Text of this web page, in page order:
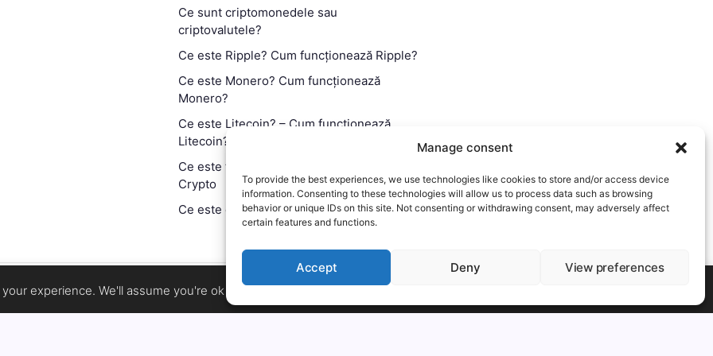
Manage consent
To provide the best experiences, we use technologies like cookies to store and/or access device
information. Consenting to these technologies will allow us to process data such as browsing
behavior or unique IDs on this site. Not consenting or withdrawing consent, may adversely affect
certain features and functions.
Accept Deny View preferences
Ce sunt criptomonedele sau
criptovalutele?
Ce este Ripple? Cum funcționează Ripple?
Ce este Monero? Cum funcționează
Monero?
Ce este Litecoin? – Cum funcționează
Litecoin?
Ce este tehnologia blockchain? Ghid
Crypto
Ce este contractul smart?
Copyright 2026 —MyCryptOption.
experience. We'll assume you're ok with this, but you can opt-out if you wish.